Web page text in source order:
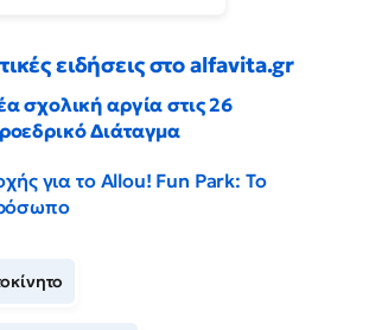
ειδήσεις στο alfavita.gr
σχολική αργία στις 26
Διάταγμα
για το Allou! Fun Park: Το